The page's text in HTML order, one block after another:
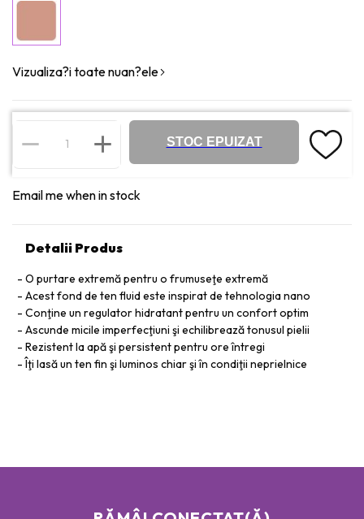
Vizualiza?i toate nuan?ele
STOC EPUIZAT
Email me when in stock
Detalii Produs
O purtare extremă pentru o frumuseţe extremă
Acest fond de ten fluid este inspirat de tehnologia nano
Conţine un regulator hidratant pentru un confort optim
Ascunde micile imperfecţiuni şi echilibrează tonusul pielii
Rezistent la apă şi persistent pentru ore întregi
Îţi lasă un ten fin şi luminos chiar şi în condiţii neprielnice